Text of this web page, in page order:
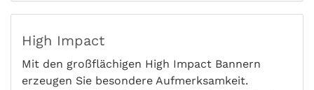
High Impact
Mit den großflächigen High Impact Bannern
erzeugen Sie besondere Aufmerksamkeit.